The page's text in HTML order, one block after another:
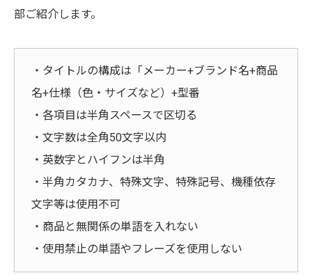
部ご紹介します。
・タイトルの構成は「メーカー+ブランド名+商品
名+仕様（色・サイズなど）+型番
・各項目は半角スペースで区切る
・文字数は全角50文字以内
・英数字とハイフンは半角
・半角カタカナ、特殊文字、特殊記号、機種依存
文字等は使用不可
・商品と無関係の単語を入れない
・使用禁止の単語やフレーズを使用しない